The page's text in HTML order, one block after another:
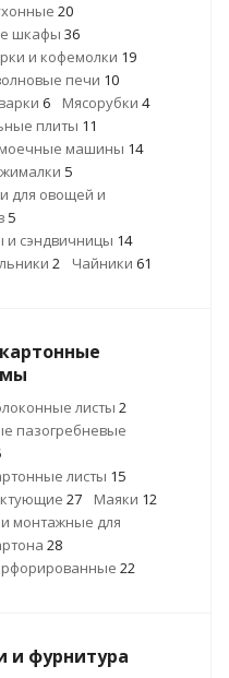
20
шкафы 36
и кофемолки 19
печи 10
6 Мясорубки 4
плиты 11
машины 14
5
для овощей и
5
и сэндвичницы 14
2 Чайники 61
листы 2
пазогребневые
листы 15
27 Маяки 12
монтажные для
28
22
и фурнитура